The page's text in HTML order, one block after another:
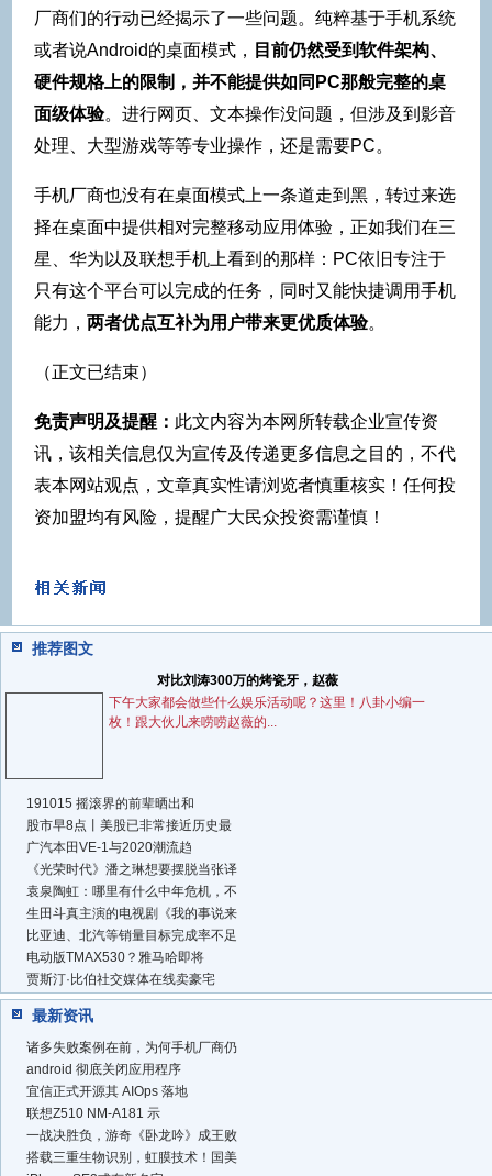
厂商们的行动已经揭示了一些问题。纯粹基于手机系统
或者说Android的桌面模式，
目前仍然受到软件架构、
硬件规格上的限制，并不能提供如同PC那般完整的桌
面级体验。进行网页、文本操作没问题，但涉及到影音
处理、大型游戏等等专业操作，还是需要PC。
手机厂商也没有在桌面模式上一条道走到黑，转过来选
择在桌面中提供相对完整移动应用体验，正如我们在三
星、华为以及联想手机上看到的那样：PC依旧专注于
只有这个平台可以完成的任务，同时又能快捷调用手机
能力， 两者优点互补为用户带来更优质体验。
（正文已结束）
免责声明及提醒： 此文内容为本网所转载企业宣传资
讯，该相关信息仅为宣传及传递更多信息之目的，不代
表本网站观点，文章真实性请浏览者慎重核实！任何投
资加盟均有风险，提醒广大民众投资需谨慎！
推荐图文
对比刘涛300万的烤瓷牙，赵薇
下午大家都会做些什么娱乐活动呢？这里！八卦小编一
枚！跟大伙儿来唠唠赵薇的...
191015 摇滚界的前辈晒出和
股市早8点丨美股已非常接近历史最
广汽本田VE-1与2020潮流趋
《光荣时代》潘之琳想要摆脱当张译
袁泉陶虹：哪里有什么中年危机，不
生田斗真主演的电视剧《我的事说来
比亚迪、北汽等销量目标完成率不足
电动版TMAX530？雅马哈即将
贾斯汀·比伯社交媒体在线卖豪宅
最新资讯
诸多失败案例在前，为何手机厂商仍
android 彻底关闭应用程序
宜信正式开源其 AIOps 落地
联想Z510 NM-A181 示
一战决胜负，游奇《卧龙吟》成王败
搭载三重生物识别，虹膜技术！国美